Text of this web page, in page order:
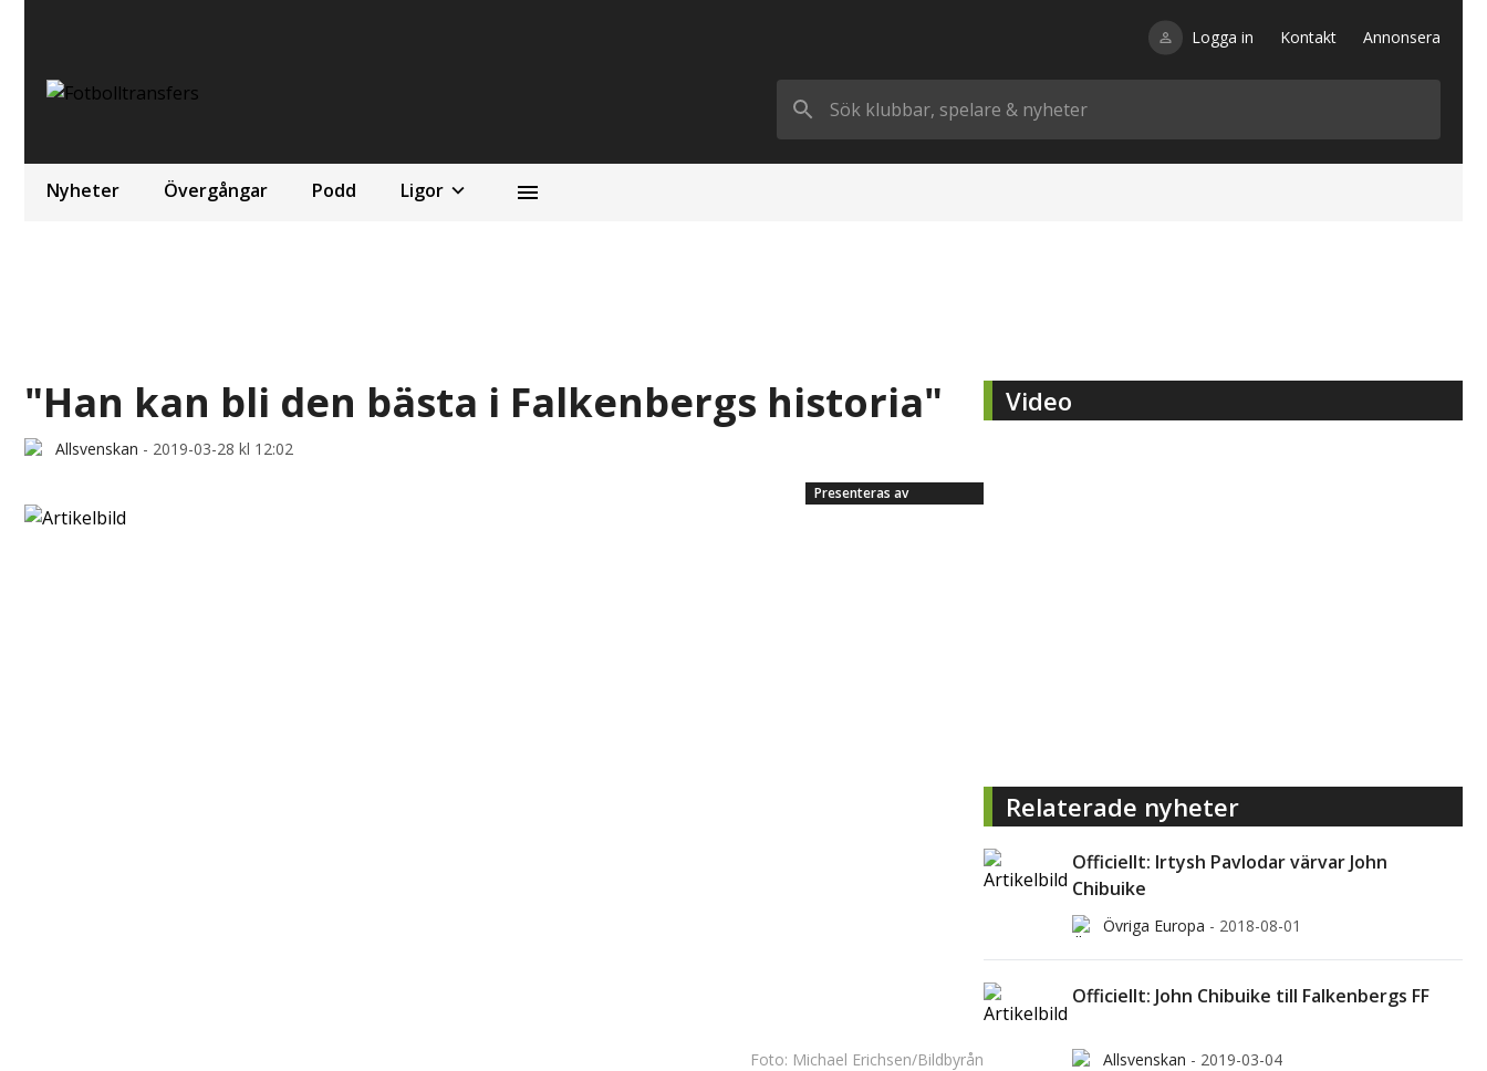
Logga in Kontakt Annonsera
Nyheter Övergångar Podd Ligor
"Han kan bli den bästa i Falkenbergs historia"
Allsvenskan - 2019-03-28 kl 12:02
Presenteras av
Foto: Michael Erichsen/Bildbyrån
Video
Relaterade nyheter
Officiellt: Irtysh Pavlodar värvar John
Chibuike
Övriga Europa - 2018-08-01
Officiellt: John Chibuike till Falkenbergs FF
Allsvenskan - 2019-03-04